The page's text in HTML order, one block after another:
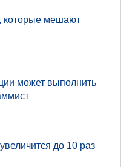
которые мешают
может выполнить
до 10 раз